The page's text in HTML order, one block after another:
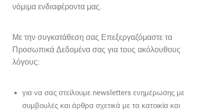
νόμιμα ενδιαφέροντα μας.
Με την συγκατάθεση σας Επεξεργαζόμαστε τα
Προσωπικά Δεδομένα σας για τους ακόλουθους
λόγους:
για να σας στείλουμε newsletters ενημέρωσης με
συμβουλές και άρθρα σχετικά με τα κατοικία και